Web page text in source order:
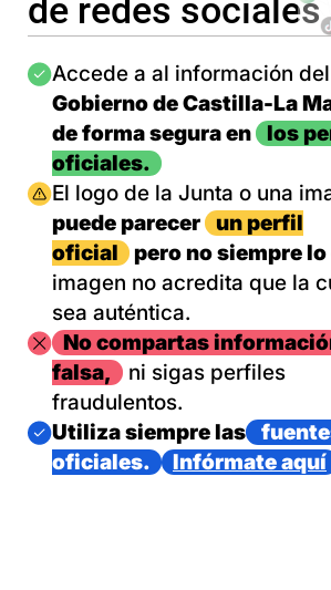
de redes sociales
Imagen
Accede a al información del
Gobierno de Castilla-La
de forma segura en
los
oficiales.
Imagen
El logo de la Junta o una
puede parecer
un perfil
oficial
pero no siempre lo
imagen no acredita que la
sea auténtica.
ImagenNo compartas
falsa,
ni sigas perfiles
fraudulentos.
Imagen
Utiliza siempre las
oficiales.
Infórmate aquí